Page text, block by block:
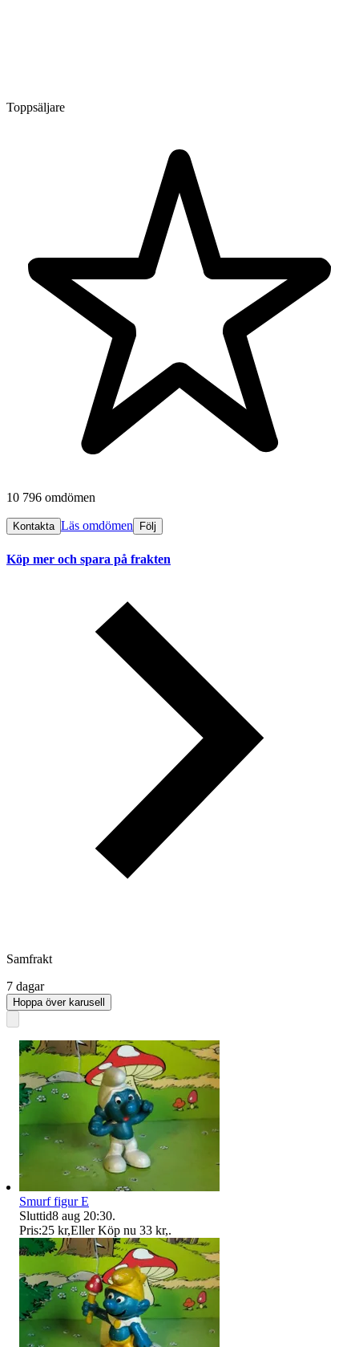
Toppsäljare
10 796 omdömen
Kontakta Läs omdömen Följ
Köp mer och spara på frakten
Samfrakt
7 dagar
Hoppa över karusell
Smurf figur E
Sluttid8 aug 20:30.
Pris:25 kr,Eller Köp nu 33 kr,.